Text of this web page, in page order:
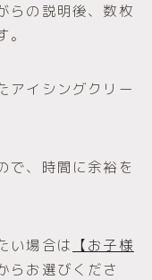
らの説明後、数枚
アイシングクリー
で、時間に余裕を
い場合は 【お子様
らお選びくださ